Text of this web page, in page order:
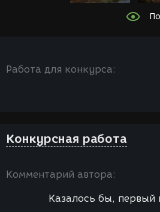
Работа для конкурса:
Конкурсная работа
Комментарий автора:
Казалось бы, первый